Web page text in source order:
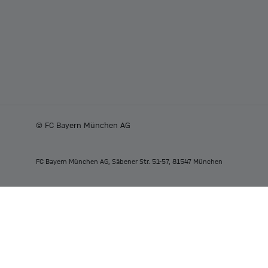
© FC Bayern München AG
FC Bayern München AG, Säbener Str. 51-57, 81547 München